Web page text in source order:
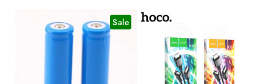
Sale